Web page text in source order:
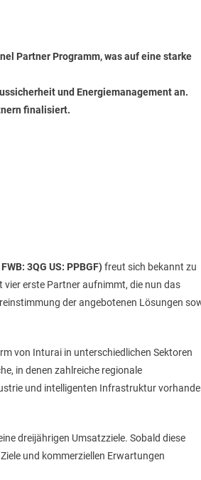
Partner Programm, was auf eine starke
und Energiemanagement an.
finalisiert.
3QG US: PPBGF)freut sich bekannt zu
erste Partner aufnimmt, die nun das
der angebotenen Lösungen
von Inturai in unterschiedlichen Sektoren
in denen zahlreiche regionale
und intelligenten Infrastruktur
dreijährigen Umsatzziele. Sobald diese
und kommerziellen Erwartungen